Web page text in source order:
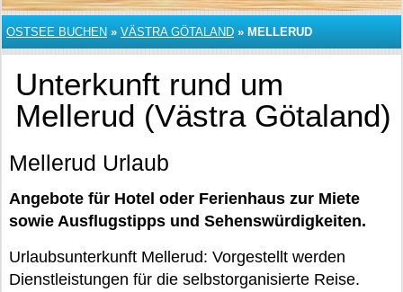
OSTSEE BUCHEN » VÄSTRA GÖTALAND » MELLERUD
Unterkunft rund um
Mellerud (Västra Götaland)
Mellerud Urlaub
Angebote für Hotel oder Ferienhaus zur Miete
sowie Ausflugstipps und Sehenswürdigkeiten.
Urlaubsunterkunft Mellerud: Vorgestellt werden
Dienstleistungen für die selbstorganisierte Reise.